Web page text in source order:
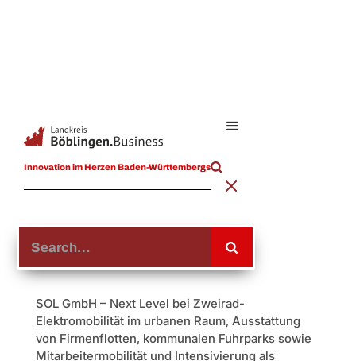
Innovation im Herzen Baden-Württembergs
SOL GmbH – Next Level bei Zweirad-
Elektromobilität im urbanen Raum, Ausstattung
von Firmenflotten, kommunalen Fuhrparks sowie
Mitarbeitermobilität und Intensivierung als